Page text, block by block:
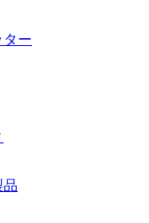
ター
品